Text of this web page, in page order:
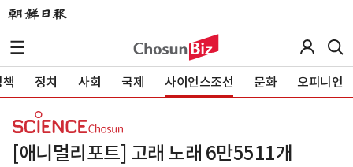
정치 사회 국제 사이언스조선 문화 오피니언
[애니멀리포트] 고래 노래 6만5511개